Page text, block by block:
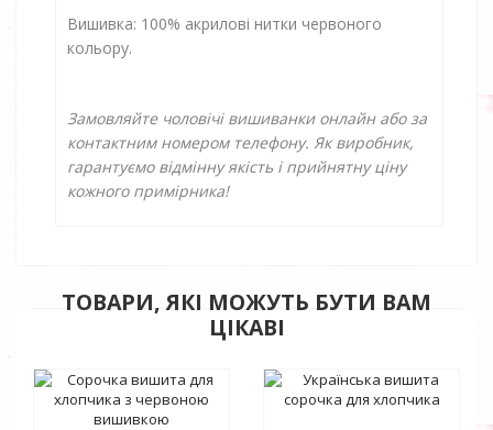
Вишивка: 100% акрилові нитки червоного
кольору.
Замовляйте чоловічі вишиванки онлайн або за
контактним номером телефону. Як виробник,
гарантуємо відмінну якість і прийнятну ціну
кожного примірника!
ТОВАРИ, ЯКІ МОЖУТЬ БУТИ ВАМ
ЦІКАВІ